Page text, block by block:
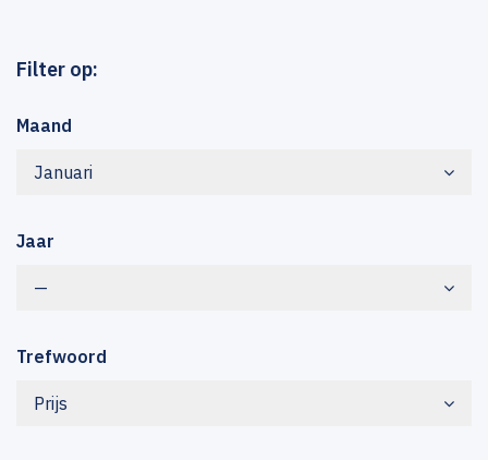
Filter op:
Maand
Januari
Jaar
—
Trefwoord
Prijs